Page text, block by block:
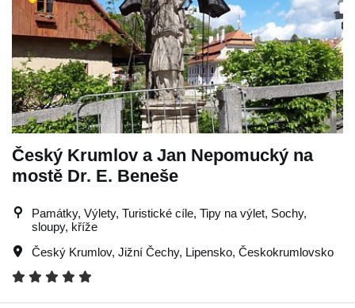
Český Krumlov a Jan Nepomucký na
mostě Dr. E. Beneše
Památky, Výlety, Turistické cíle, Tipy na výlet, Sochy,
sloupy, kříže
Český Krumlov, Jižní Čechy, Lipensko, Českokrumlovsko